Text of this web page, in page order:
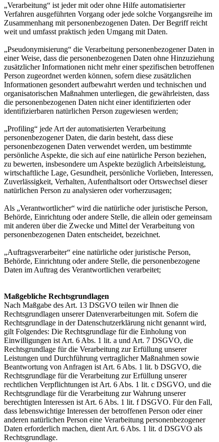
„Verarbeitung“ ist jeder mit oder ohne Hilfe automatisierter
Verfahren ausgeführten Vorgang oder jede solche Vorgangsreihe im
Zusammenhang mit personenbezogenen Daten. Der Begriff reicht
weit und umfasst praktisch jeden Umgang mit Daten.
„Pseudonymisierung“ die Verarbeitung personenbezogener Daten in
einer Weise, dass die personenbezogenen Daten ohne Hinzuziehung
zusätzlicher Informationen nicht mehr einer spezifischen betroffenen
Person zugeordnet werden können, sofern diese zusätzlichen
Informationen gesondert aufbewahrt werden und technischen und
organisatorischen Maßnahmen unterliegen, die gewährleisten, dass
die personenbezogenen Daten nicht einer identifizierten oder
identifizierbaren natürlichen Person zugewiesen werden;
„Profiling“ jede Art der automatisierten Verarbeitung
personenbezogener Daten, die darin besteht, dass diese
personenbezogenen Daten verwendet werden, um bestimmte
persönliche Aspekte, die sich auf eine natürliche Person beziehen,
zu bewerten, insbesondere um Aspekte bezüglich Arbeitsleistung,
wirtschaftliche Lage, Gesundheit, persönliche Vorlieben, Interessen,
Zuverlässigkeit, Verhalten, Aufenthaltsort oder Ortswechsel dieser
natürlichen Person zu analysieren oder vorherzusagen;
Als „Verantwortlicher“ wird die natürliche oder juristische Person,
Behörde, Einrichtung oder andere Stelle, die allein oder gemeinsam
mit anderen über die Zwecke und Mittel der Verarbeitung von
personenbezogenen Daten entscheidet, bezeichnet.
„Auftragsverarbeiter“ eine natürliche oder juristische Person,
Behörde, Einrichtung oder andere Stelle, die personenbezogene
Daten im Auftrag des Verantwortlichen verarbeitet;
Maßgebliche Rechtsgrundlagen
Nach Maßgabe des Art. 13 DSGVO teilen wir Ihnen die
Rechtsgrundlagen unserer Datenverarbeitungen mit. Sofern die
Rechtsgrundlage in der Datenschutzerklärung nicht genannt wird,
gilt Folgendes: Die Rechtsgrundlage für die Einholung von
Einwilligungen ist Art. 6 Abs. 1 lit. a und Art. 7 DSGVO, die
Rechtsgrundlage für die Verarbeitung zur Erfüllung unserer
Leistungen und Durchführung vertraglicher Maßnahmen sowie
Beantwortung von Anfragen ist Art. 6 Abs. 1 lit. b DSGVO, die
Rechtsgrundlage für die Verarbeitung zur Erfüllung unserer
rechtlichen Verpflichtungen ist Art. 6 Abs. 1 lit. c DSGVO, und die
Rechtsgrundlage für die Verarbeitung zur Wahrung unserer
berechtigten Interessen ist Art. 6 Abs. 1 lit. f DSGVO. Für den Fall,
dass lebenswichtige Interessen der betroffenen Person oder einer
anderen natürlichen Person eine Verarbeitung personenbezogener
Daten erforderlich machen, dient Art. 6 Abs. 1 lit. d DSGVO als
Rechtsgrundlage.